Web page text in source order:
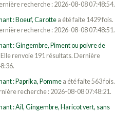
recherche : 2026-08-08 07:48:54.
: Boeuf, Carottea été faite 1429 fois.
recherche : 2026-08-08 07:48:51.
: Gingembre, Piment ou poivre de
renvoie 191 résultats. Dernière
: Paprika, Pommea été faite 563 fois.
recherche : 2026-08-08 07:48:21.
: Ail, Gingembre, Haricot vert, sans